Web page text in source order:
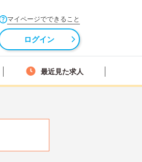
マイページでできること
ログイン
最近見た求人